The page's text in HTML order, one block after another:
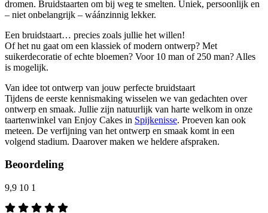
dromen. Bruidstaarten om bij weg te smelten. Uniek, persoonlijk en
– niet onbelangrijk – wáánzinnig lekker.
Een bruidstaart… precies zoals jullie het willen!
Of het nu gaat om een klassiek of modern ontwerp? Met
suikerdecoratie of echte bloemen? Voor 10 man of 250 man? Alles
is mogelijk.
Van idee tot ontwerp van jouw perfecte bruidstaart
Tijdens de eerste kennismaking wisselen we van gedachten over
ontwerp en smaak. Jullie zijn natuurlijk van harte welkom in onze
taartenwinkel van Enjoy Cakes in Spijkenisse. Proeven kan ook
meteen. De verfijning van het ontwerp en smaak komt in een
volgend stadium. Daarover maken we heldere afspraken.
Beoordeling
9,9 10 1